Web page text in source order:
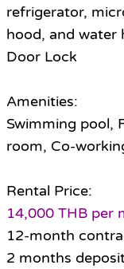
refrigerator,
hood, and water
Door Lock
Amenities:
Swimming pool,
room, Co-
Rental Price:
14,000 THB per
12-month
2 months